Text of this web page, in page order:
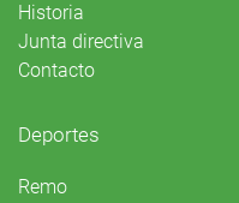
Historia
Junta directiva
Contacto
Deportes
Remo